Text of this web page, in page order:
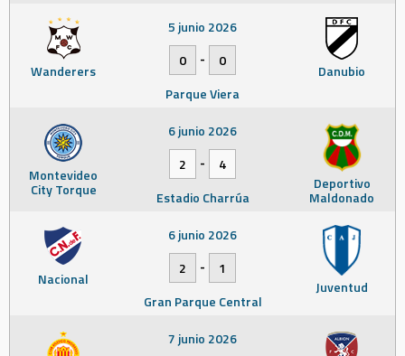
Wanderers Danubio
5 junio 2026
0
-
0
Parque Viera
Montevideo
City Torque Deportivo
Maldonado
6 junio 2026
2
-
4
Estadio Charrúa
Nacional Juventud
6 junio 2026
2
-
1
Gran Parque Central
7 junio 2026